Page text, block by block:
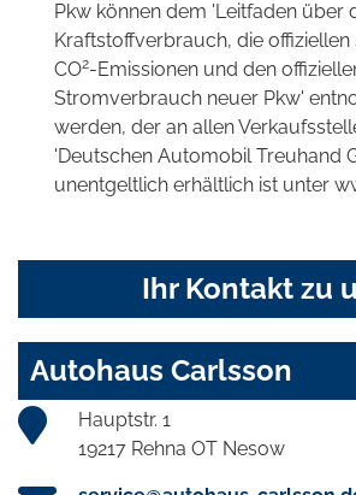
Pkw können dem 'Leitfaden über
Kraftstoffverbrauch, die offiziellen
CO2-Emissionen und den
Stromverbrauch neuer Pkw'
werden, der an allen
'Deutschen Automobil Treuhand
unentgeltlich erhältlich ist unter
Ihr Kontakt zu
Autohaus Carlsson
Hauptstr. 1
19217 Rehna OT Nesow